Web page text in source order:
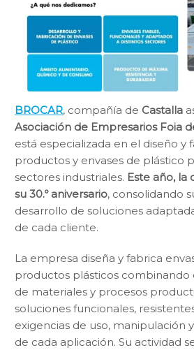
BROCAR, compañía de Castalla
Asociación de Empresarios Foia
está especializada en el diseño y
productos y envases de plástico
sectores industriales. Este año,
su 30.º aniversario, consolidando
desarrollo de soluciones
de cada cliente.
La empresa diseña y fabrica
productos plásticos combinando
de materiales y procesos
soluciones funcionales,
exigencias de uso, manipulación
de cada aplicación. Su actividad